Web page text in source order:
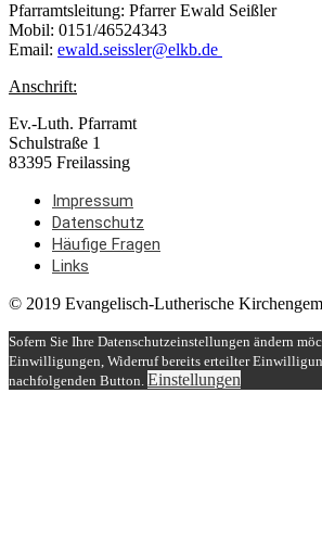
Pfarramtsleitung: Pfarrer Ewald Seißler
Mobil: 0151/46524343
Email: ewald.seissler@elkb.de
Anschrift:
Ev.-Luth. Pfarramt
Schulstraße 1
83395 Freilassing
Impressum
Datenschutz
Häufige Fragen
Links
© 2019 Evangelisch-Lutherische
Sofern Sie Ihre Datenschutzeinstellungen ändern
Einwilligungen, Widerruf bereits erteilter
nachfolgenden Button. Einstellungen